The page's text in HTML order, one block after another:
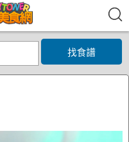
找食譜